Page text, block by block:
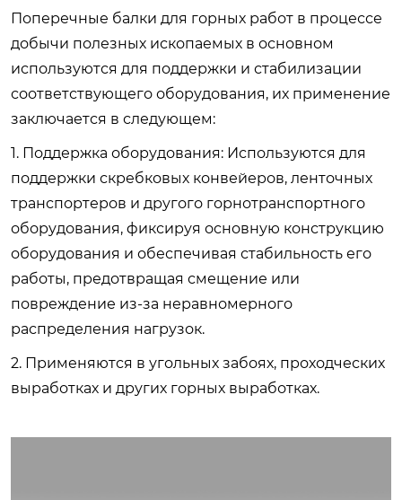
Поперечные балки для горных работ в процессе
добычи полезных ископаемых в основном
используются для поддержки и стабилизации
соответствующего оборудования, их применение
заключается в следующем:
1. Поддержка оборудования: Используются для
поддержки скребковых конвейеров, ленточных
транспортеров и другого горнотранспортного
оборудования, фиксируя основную конструкцию
оборудования и обеспечивая стабильность его
работы, предотвращая смещение или
повреждение из-за неравномерного
распределения нагрузок.
2. Применяются в угольных забоях, проходческих
выработках и других горных выработках.